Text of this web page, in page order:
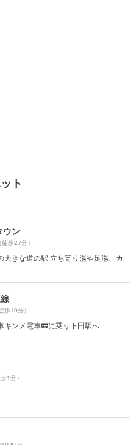
ト
ウン
（徒歩27分）
大きな道の駅 立ち寄り湯や足湯、カ
歩10分）
キンメ電車🚃に乗り下田駅へ
歩1分）